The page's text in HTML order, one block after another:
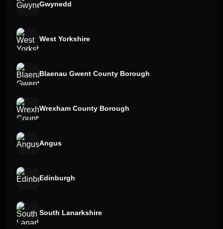
Gwynedd
West Yorkshire
Blaenau Gwent County Borough
Wrexham County Borough
Angus
Edinburgh
South Lanarkshire